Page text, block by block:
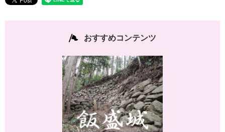
おすすめコンテンツ